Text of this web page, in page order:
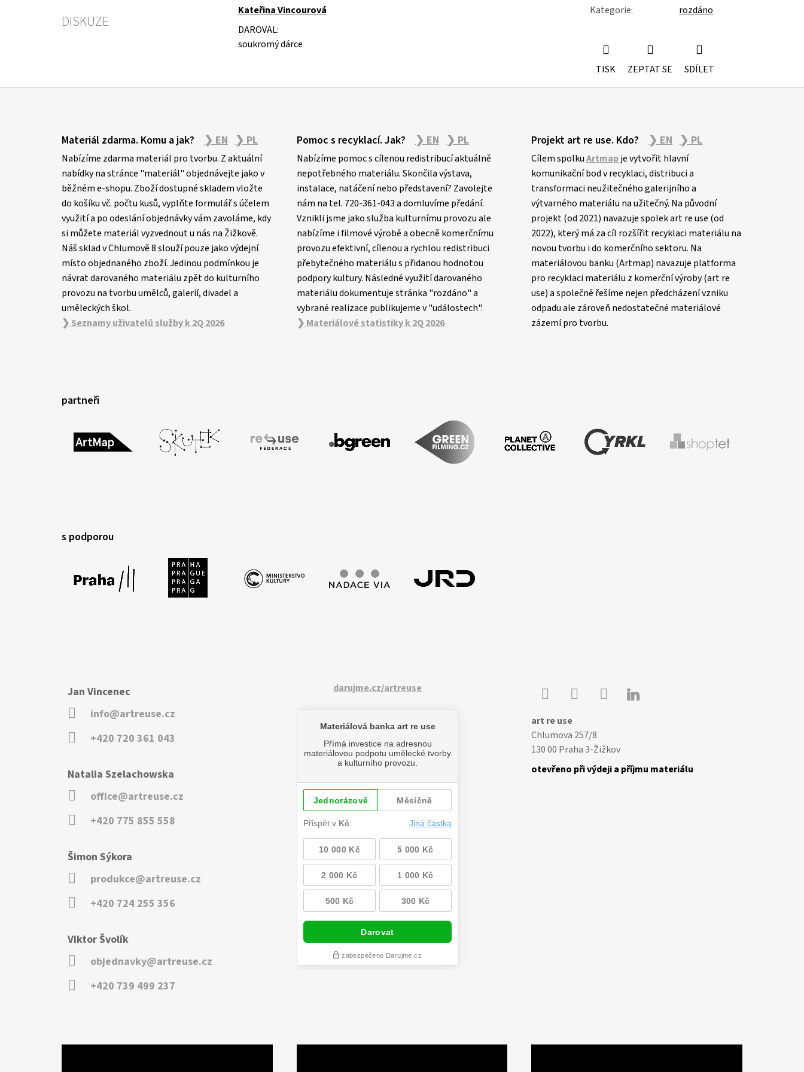
DISKUZE
Kateřina Vincourová
DAROVAL:
soukromý dárce
Kategorie: rozdáno
TISK ZEPTAT SE SDÍLET
Materiál zdarma. Komu a jak? ❯ EN ❯ PL
Nabízíme zdarma materiál pro tvorbu. Z aktuální
nabídky na stránce "materiál" objednávejte jako v
běžném e-shopu. Zboží dostupné skladem vložte
do košíku vč. počtu kusů, vyplňte formulář s účelem
využití a po odeslání objednávky vám zavoláme, kdy
si můžete materiál vyzvednout u nás na Žižkově.
Náš sklad v Chlumově 8 slouží pouze jako výdejní
místo objednaného zboží. Jedinou podmínkou je
návrat darovaného materiálu zpět do kulturního
provozu na tvorbu umělců, galerií, divadel a
uměleckých škol.
❯ Seznamy uživatelů služby k 2Q 2026
Pomoc s recyklací. Jak? ❯ EN ❯ PL
Nabízíme pomoc s cílenou redistribucí aktuálně
nepotřebného materiálu. Skončila výstava,
instalace, natáčení nebo představení? Zavolejte
nám na tel. 720-361-043 a domluvíme předání.
Vznikli jsme jako služba kulturnímu provozu ale
nabízíme i filmové výrobě a obecně komerčnímu
provozu efektivní, cílenou a rychlou redistribuci
přebytečného materiálu s přidanou hodnotou
podpory kultury. Následné využití darovaného
materiálu dokumentuje stránka "rozdáno" a
vybrané realizace publikujeme v "událostech".
❯ Materiálové statistiky k 2Q 2026
Projekt art re use. Kdo? ❯ EN ❯ PL
Cílem spolkuArtmapje vytvořit hlavní
komunikační bod v recyklaci, distribuci a
transformaci neužitečného galerijního a
výtvarného materiálu na užitečný. Na původní
projekt (od 2021) navazuje spolek art re use (od
2022), který má za cíl rozšířit recyklaci materiálu na
novou tvorbu i do komerčního sektoru. Na
materiálovou banku (Artmap) navazuje platforma
pro recyklaci materiálu z komerční výroby (art re
use) a společně řešíme nejen předcházení vzniku
odpadu ale zároveň nedostatečné materiálové
zázemí pro tvorbu.
partneři
s podporou
Jan Vincenec
info@artreuse.cz
+420 720 361 043
Natalia Szelachowska
office@artreuse.cz
+420 775 855 558
Šimon Sýkora
produkce@artreuse.cz
+420 724 255 356
Viktor Švolík
objednavky@artreuse.cz
+420 739 499 237
darujme.cz/artreuse 
art re use
Chlumova 257/8
130 00 Praha 3-Žižkov
otevřeno při výdeji a příjmu materiálu